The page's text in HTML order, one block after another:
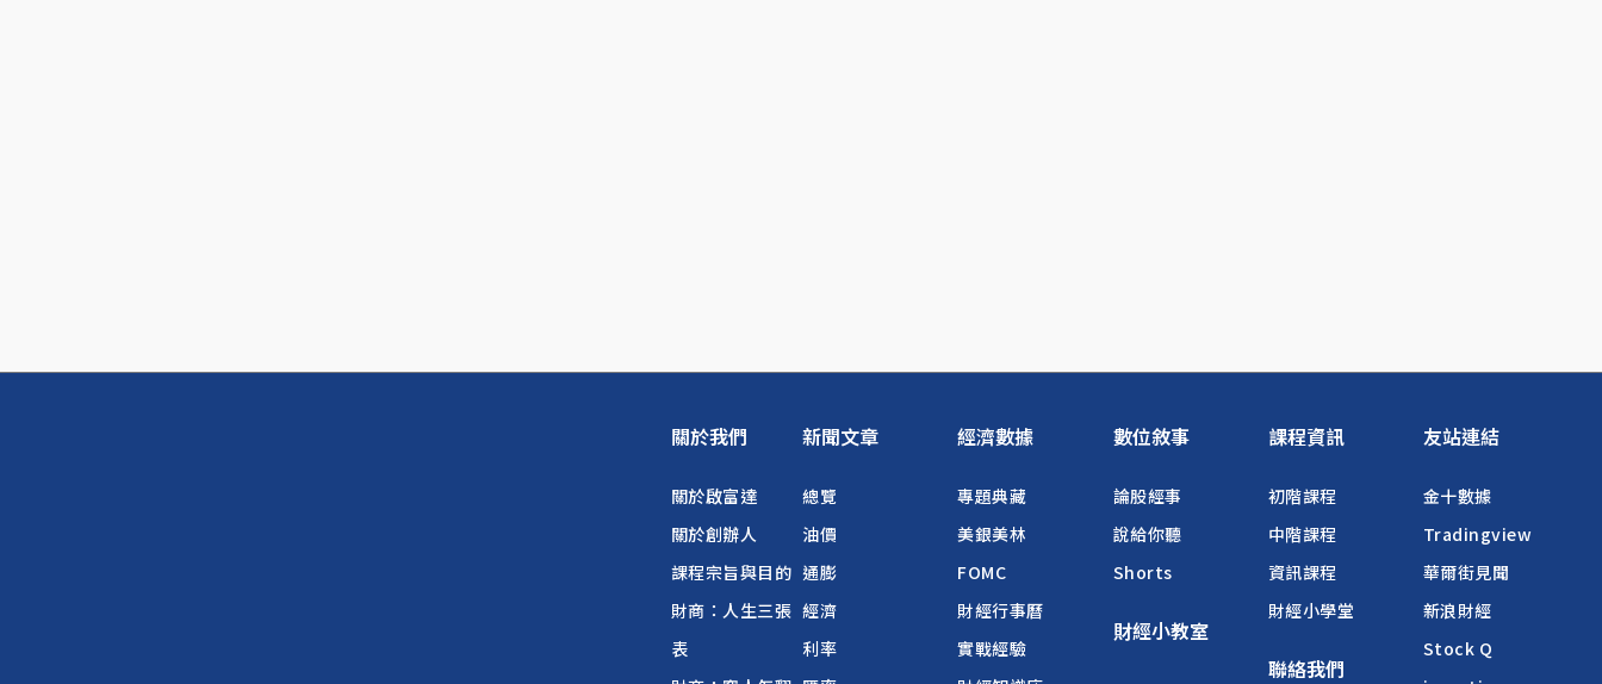
關於我們
關於啟富達
關於創辦人
課程宗旨與目的
財商：人生三張
表
新聞文章
總覽
油價
通膨
經濟
利率
經濟數據
專題典藏
美銀美林
FOMC
財經行事曆
實戰經驗
數位敘事
論股經事
說給你聽
Shorts
財經小教室
課程資訊
初階課程
中階課程
資訊課程
財經小學堂
聯絡我們
友站連結
金十數據
Tradingview
華爾街見聞
新浪財經
Stock Q